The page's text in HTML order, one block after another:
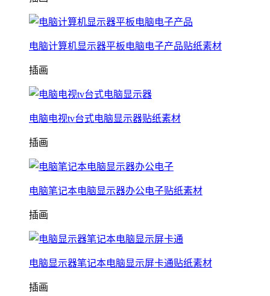
电脑计算机显示器平板电脑电子产品贴纸素材
插画
电脑电视tv台式电脑显示器贴纸素材
插画
电脑笔记本电脑显示器办公电子贴纸素材
插画
电脑显示器笔记本电脑显示屏卡通贴纸素材
插画